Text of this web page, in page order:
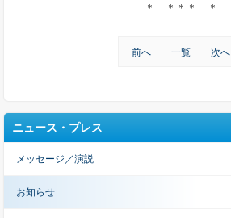
＊ ＊＊＊ ＊
前へ 一覧 次へ
ニュース・プレス
メッセージ／演説
お知らせ